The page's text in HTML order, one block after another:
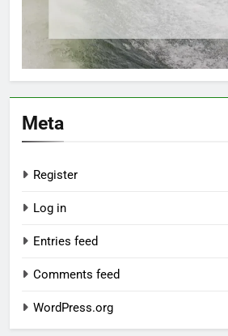
Meta
Register
Log in
Entries feed
Comments feed
WordPress.org